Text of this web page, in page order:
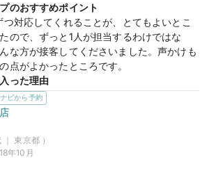
のおすすめポイント
つ対応してくれることが、とてもよいとこ
ので、ずっと1人が担当するわけではな
な方が接客してくださいました。声かけも
点がよかったところです。
った理由
ンもすてきで気に入りましたが、値段とか
など、相談して決めました。店には、ディ
のもあり、とても気になりましたが、いろ
した。非常に満足しています。
ビから予約
｜ 東京都）
年10月